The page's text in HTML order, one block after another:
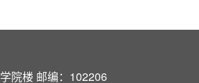
院楼 邮编：102206